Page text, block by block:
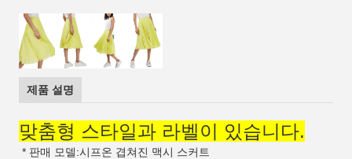
제품 설명
맞춤형 스타일과 라벨이 있습니다.
* 판매 모델:시프온 겹쳐진 맥시 스커트